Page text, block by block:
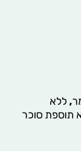
,ללא
תוספת סוכר